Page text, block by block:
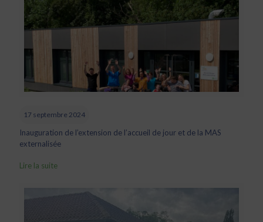
17 septembre 2024
Inauguration de l’extension de l’accueil de jour et de la MAS
externalisée
Lire la suite